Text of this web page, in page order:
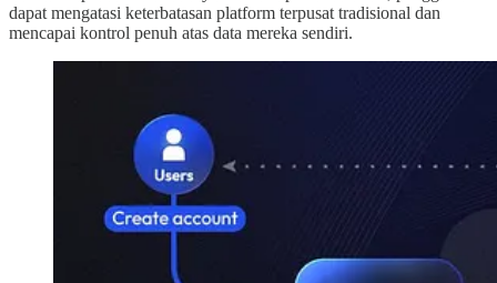
dapat mengatasi keterbatasan platform terpusat tradisional dan
mencapai kontrol penuh atas data mereka sendiri.